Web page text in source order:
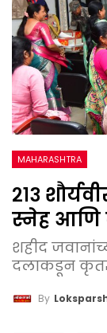
MAHARASHTRA
२१३
स्नेह आणि
शहीद
दलाकडून
By